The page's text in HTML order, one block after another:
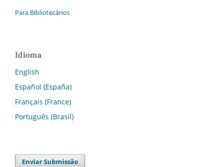
Para Bibliotecários
Idioma
English
Español (España)
Français (France)
Português (Brasil)
Enviar Submissão